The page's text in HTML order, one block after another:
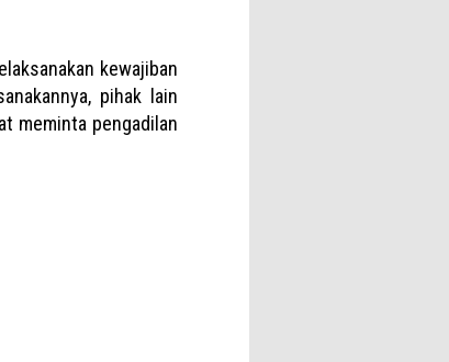
kewajiban
pihak lain
meminta pengadilan